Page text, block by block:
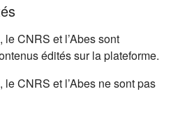
le CNRS et l’Abes sont
édités sur la plateforme.
le CNRS et l’Abes ne sont pas